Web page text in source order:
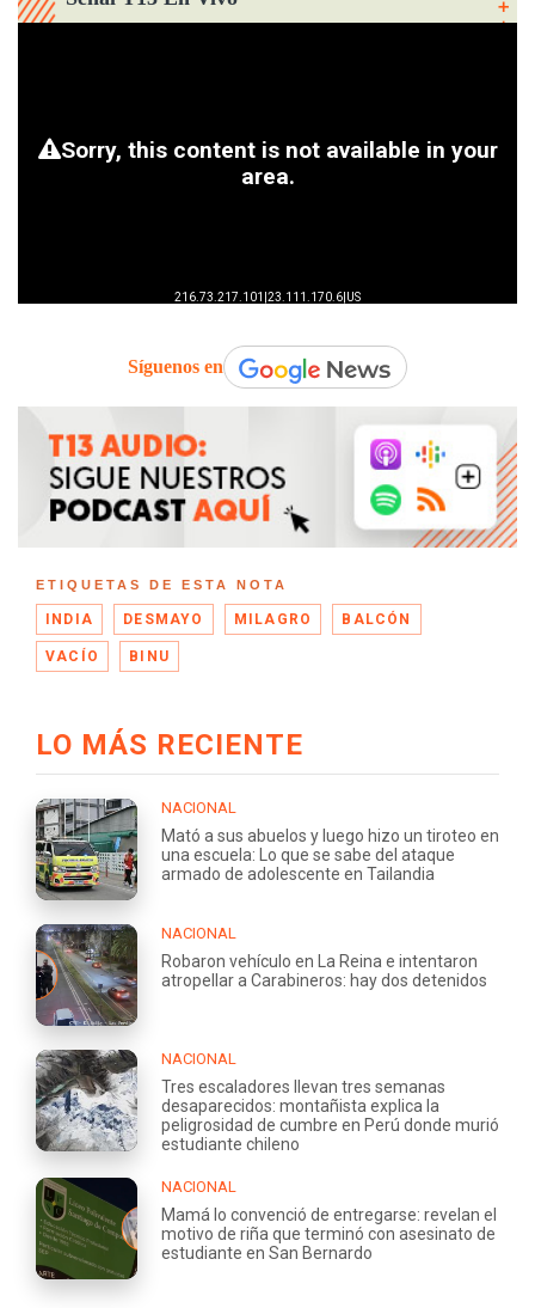
Síguenos en
ETIQUETAS DE ESTA NOTA
INDIA DESMAYO MILAGRO BALCÓN
VACÍO BINU
LO MÁS RECIENTE
NACIONAL
Mató a sus abuelos y luego hizo un tiroteo en
una escuela: Lo que se sabe del ataque
armado de adolescente en Tailandia
NACIONAL
Robaron vehículo en La Reina e intentaron
atropellar a Carabineros: hay dos detenidos
NACIONAL
Tres escaladores llevan tres semanas
desaparecidos: montañista explica la
peligrosidad de cumbre en Perú donde murió
estudiante chileno
NACIONAL
Mamá lo convenció de entregarse: revelan el
motivo de riña que terminó con asesinato de
estudiante en San Bernardo